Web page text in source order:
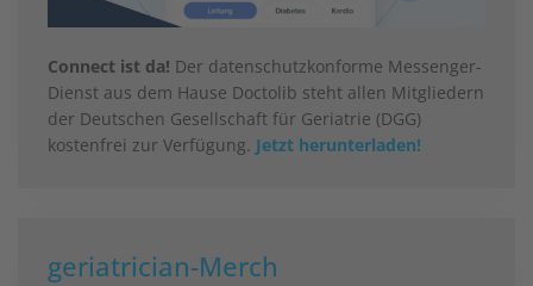
Connect ist da! Der datenschutzkonforme Messenger-
Dienst aus dem Hause Doctolib steht allen Mitgliedern
der Deutschen Gesellschaft für Geriatrie (DGG)
kostenfrei zur Verfügung. Jetzt herunterladen!
geriatrician-Merch